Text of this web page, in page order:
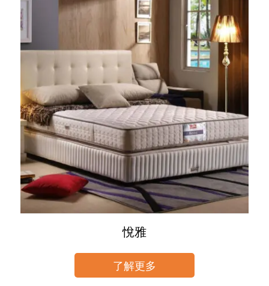
悅雅
了解更多